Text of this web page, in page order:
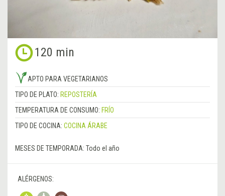
120 min
APTO PARA VEGETARIANOS
TIPO DE PLATO: REPOSTERÍA
TEMPERATURA DE CONSUMO: FRÍO
TIPO DE COCINA: COCINA ÁRABE
MESES DE TEMPORADA: Todo el año
ALÉRGENOS: